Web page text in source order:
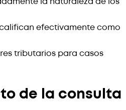
efectivamente como
tributarios para casos
de la consulta